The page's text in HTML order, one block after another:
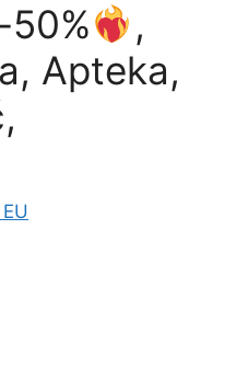
,
Apteka,